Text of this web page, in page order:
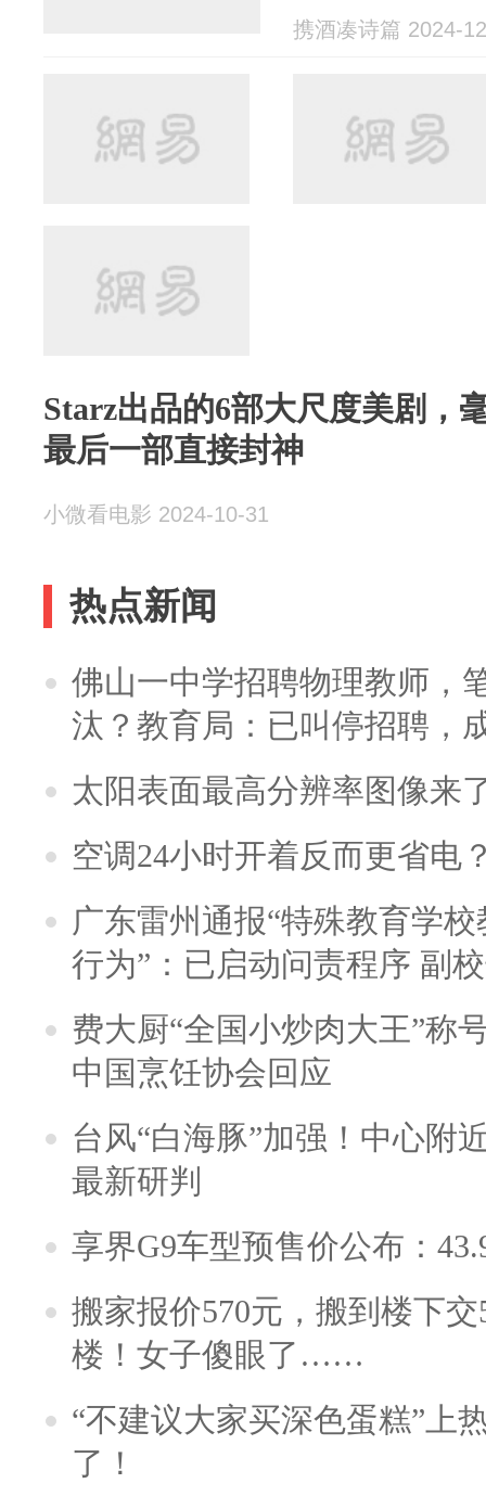
携酒凑诗篇 2024-
Starz出品的6部大尺度美剧，
最后一部直接封神
小微看电影 2024-10-31
热点新闻
佛山一中学招聘物理教师，
汰？教育局：已叫停招聘，
太阳表面最高分辨率图像来
空调24小时开着反而更省电
广东雷州通报“特殊教育学
行为”：已启动问责程序 副
费大厨“全国小炒肉大王”称
中国烹饪协会回应
台风“白海豚”加强！中心附
最新研判
享界G9车型预售价公布：
搬家报价570元，搬到楼下
楼！女子傻眼了……
“不建议大家买深色蛋糕”上
了！